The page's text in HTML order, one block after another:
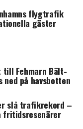
på Kasernplan
hade vi 1 000
det blir ungefär
på
bland annat det
flygtrafik
gäster
till Fehmarn Bält-
på havsbotten
slå trafikrekord –
fritidsresenärer